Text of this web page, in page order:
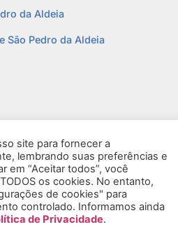
da Aldeia
São Pedro da Aldeia
Direitos Reservados.
site para fornecer a
lembrando suas preferências e
em “Aceitar todos”, você
os cookies. No entanto,
de cookies" para
controlado. Informamos ainda
de Privacidade.